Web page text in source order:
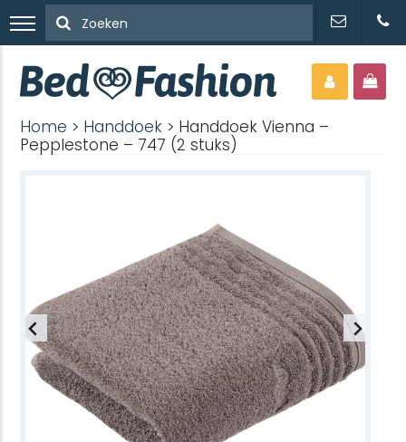
Home > Handdoek > Handdoek Vienna –
Pepplestone – 747 (2 stuks)